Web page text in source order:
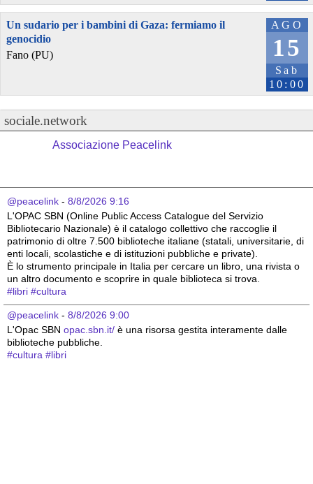
AGO
15
Sab
10:00
Un sudario per i bambini di Gaza: fermiamo il
genocidio
Fano (PU)
sociale.network
Associazione Peacelink
@peacelink - 8/8/2026 9:16
L'OPAC SBN (Online Public Access Catalogue del Servizio
Bibliotecario Nazionale) è il catalogo collettivo che raccoglie il
patrimonio di oltre 7.500 biblioteche italiane (statali, universitarie, di
enti locali, scolastiche e di istituzioni pubbliche e private).
È lo strumento principale in Italia per cercare un libro, una rivista o
un altro documento e scoprire in quale biblioteca si trova.
#libri #cultura
@peacelink - 8/8/2026 9:00
L'Opac SBN opac.sbn.it/ è una risorsa gestita interamente dalle
biblioteche pubbliche.
#cultura #libri